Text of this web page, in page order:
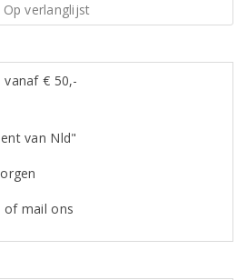
Op verlanglijst
€ 50,-
van Nld"
of mail ons